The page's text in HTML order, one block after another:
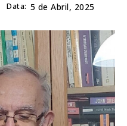
Data: 5 de Abril, 2025